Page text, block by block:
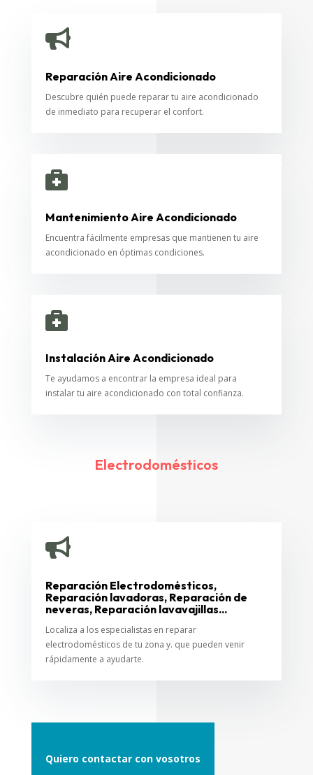

Reparación Aire Acondicionado
Descubre quién puede reparar tu aire acondicionado
de inmediato para recuperar el confort.

Mantenimiento Aire Acondicionado
Encuentra fácilmente empresas que mantienen tu aire
acondicionado en óptimas condiciones.

Instalación Aire Acondicionado
Te ayudamos a encontrar la empresa ideal para
instalar tu aire acondicionado con total confianza.
Electrodomésticos

Reparación Electrodomésticos,
Reparación lavadoras, Reparación de
neveras, Reparación lavavajillas...
Localiza a los especialistas en reparar
electrodomésticos de tu zona y. que pueden venir
rápidamente a ayudarte.
Quiero contactar con vosotros